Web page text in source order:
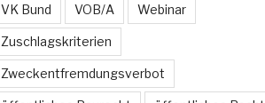
VK Bund VOB/A Webinar
Zuschlagskriterien
Zweckentfremdungsverbot